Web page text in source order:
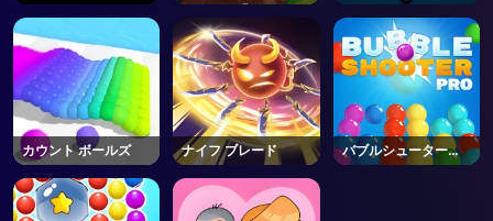
Defense 🌻 - Roblox
カウント ボールズ ナイフ ブレード
バブルシュータープ
ロ